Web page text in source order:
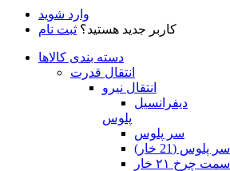
وارد شوید
کاربر جدید هستید؟ ثبت نام
دسته بندی کالاها
انتقال قدرت
انتقال نیرو
دیفرانسیل
پلوس
سر پلوس
سر پلوس (21 خار)